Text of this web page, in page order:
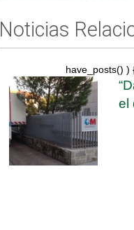
Noticias
have_posts() )
el